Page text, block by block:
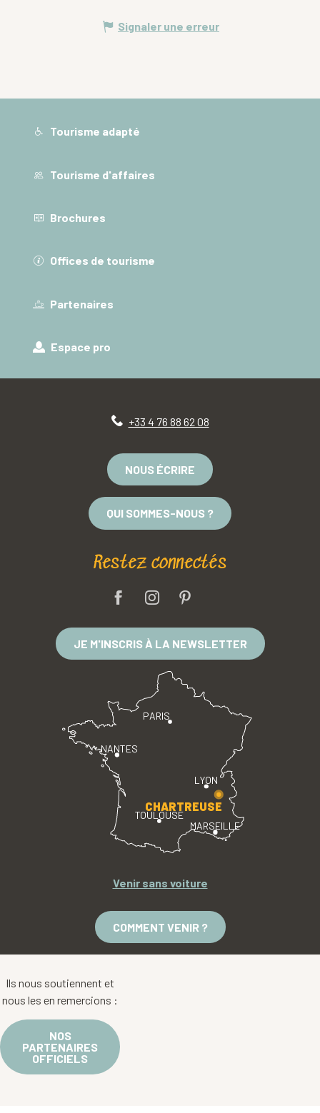
Signaler une erreur
Tourisme adapté
Tourisme d'affaires
Brochures
Offices de tourisme
Partenaires
Espace pro
+33 4 76 88 62 08
NOUS ÉCRIRE
QUI SOMMES-NOUS ?
Restez connectés
JE M'INSCRIS À LA NEWSLETTER
PARIS
LYON
TOULOUSE
MARSEILLE
NANTES
CHARTREUSE
Venir sans voiture
COMMENT VENIR ?
Ils nous soutiennent et
nous les en remercions :
NOS
PARTENAIRES
OFFICIELS